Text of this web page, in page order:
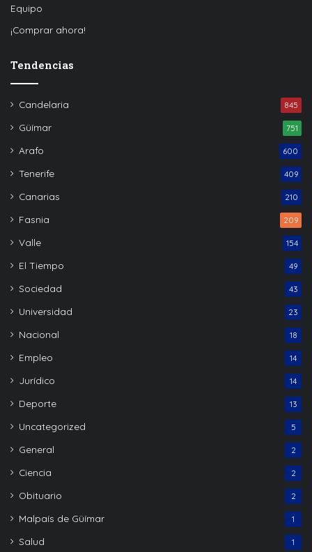
Equipo
¡Comprar ahora!
Tendencias
Candelaria 845
Güímar 751
Arafo 600
Tenerife 409
Canarias 210
Fasnia 209
Valle 154
El Tiempo 49
Sociedad 43
Universidad 23
Nacional 18
Empleo 14
Jurídico 14
Deporte 13
Uncategorized 5
General 2
Ciencia 2
Obituario 2
Malpaís de Güímar 1
Salud 1